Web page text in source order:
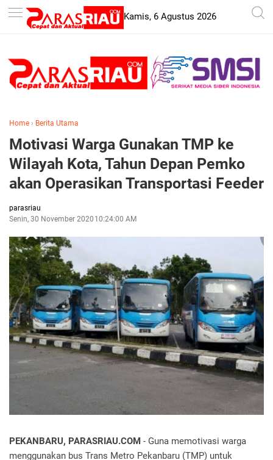
-->
Kamis, 6 Agustus 2026
Home › Berita Utama
Motivasi Warga Gunakan TMP ke
Wilayah Kota, Tahun Depan Pemko
akan Operasikan Transportasi Feeder
parasriau
Senin, 30 November 2020 10:24:00 AM
PEKANBARU, PARASRIAU.COM - Guna memotivasi warga
menggunakan bus Trans Metro Pekanbaru (TMP) untuk